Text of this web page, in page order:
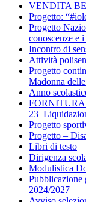
VENDITA
Progetto:
Progetto
conoscenze e
Incontro di
Attività
Progetto
Madonna
Anno
Progetto
Progetto –
Libri di testo
Dirigenza
Modulistica
Pubblicazione
2024/2027